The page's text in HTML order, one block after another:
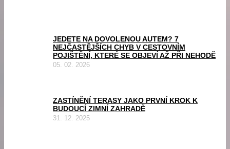
JEDETE NA DOVOLENOU AUTEM? 7
NEJČASTĚJŠÍCH CHYB V CESTOVNÍM
POJIŠTĚNÍ, KTERÉ SE OBJEVÍ AŽ PŘI NEHODĚ
05. 02. 2026
ZASTÍNĚNÍ TERASY JAKO PRVNÍ KROK K
BUDOUCÍ ZIMNÍ ZAHRADĚ
31. 12. 2025